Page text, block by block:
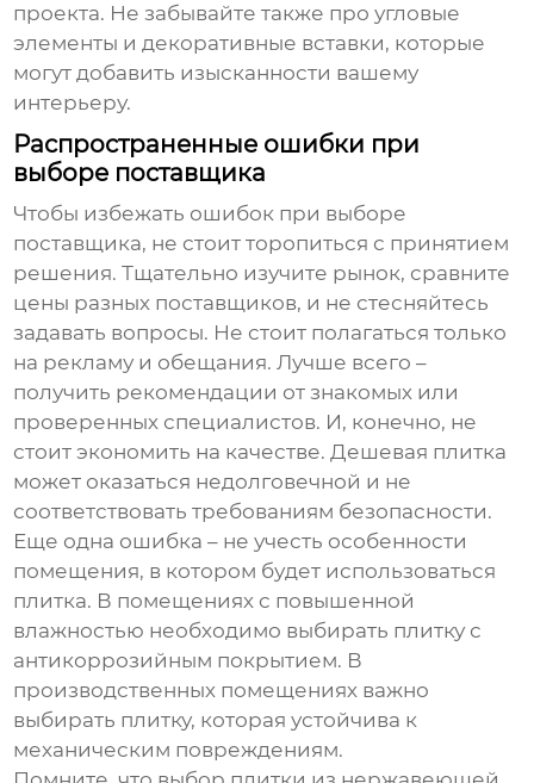
проекта. Не забывайте также про угловые
элементы и декоративные вставки, которые
могут добавить изысканности вашему
интерьеру.
Распространенные ошибки при
выборе поставщика
Чтобы избежать ошибок при выборе
поставщика, не стоит торопиться с принятием
решения. Тщательно изучите рынок, сравните
цены разных поставщиков, и не стесняйтесь
задавать вопросы. Не стоит полагаться только
на рекламу и обещания. Лучше всего –
получить рекомендации от знакомых или
проверенных специалистов. И, конечно, не
стоит экономить на качестве. Дешевая плитка
может оказаться недолговечной и не
соответствовать требованиям безопасности.
Еще одна ошибка – не учесть особенности
помещения, в котором будет использоваться
плитка. В помещениях с повышенной
влажностью необходимо выбирать плитку с
антикоррозийным покрытием. В
производственных помещениях важно
выбирать плитку, которая устойчива к
механическим повреждениям.